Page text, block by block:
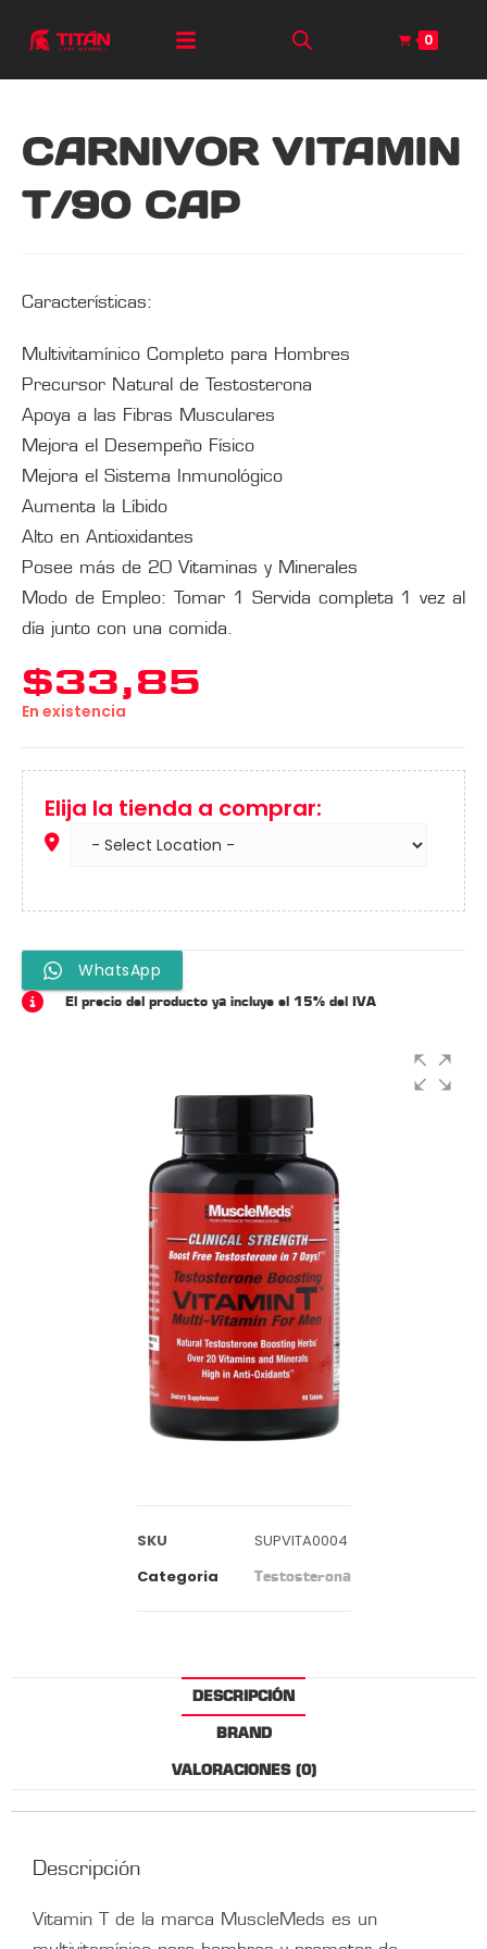
0
CARNIVOR VITAMIN
T/90 CAP
Características:
Multivitamínico Completo para Hombres
Precursor Natural de Testosterona
Apoya a las Fibras Musculares
Mejora el Desempeño Físico
Mejora el Sistema Inmunológico
Aumenta la Líbido
Alto en Antioxidantes
Posee más de 20 Vitaminas y Minerales
Modo de Empleo: Tomar 1 Servida completa 1 vez al
día junto con una comida.
$33,85
En existencia
Elija la tienda a comprar:
WhatsApp
El precio del producto ya incluye el 15% del IVA
SKU
SUPVITA0004
Categoria
Testosterona
DESCRIPCIÓN
BRAND
VALORACIONES (0)
Descripción
Vitamin T de la marca MuscleMeds es un